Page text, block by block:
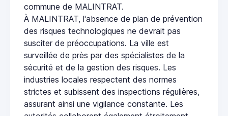
commune de MALINTRAT.
À MALINTRAT, l'absence de plan de prévention
des risques technologiques ne devrait pas
susciter de préoccupations. La ville est
surveillée de près par des spécialistes de la
sécurité et de la gestion des risques. Les
industries locales respectent des normes
strictes et subissent des inspections régulières,
assurant ainsi une vigilance constante. Les